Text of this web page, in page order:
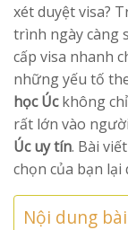
xét duyệt visa?
trình ngày càng
cấp visa nhanh
những yếu tố
học Úckhông
rất lớn vào
Úc uy tín. Bài
chọn của bạn
Nội dung